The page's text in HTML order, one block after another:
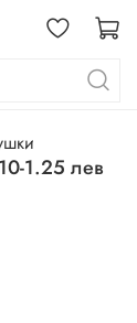
1.25 лев